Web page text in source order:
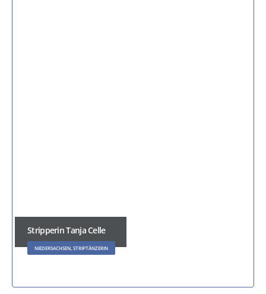
Stripperin Tanja Celle
NIEDERSACHSEN, STRIPTÄNZERIN